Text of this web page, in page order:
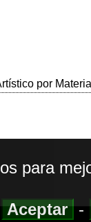
por
para
Aceptar-